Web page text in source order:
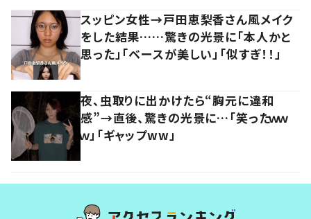
スッピン女性→戸田恵梨香さん風メイク
をした結果……驚きの光景に「本人かと
思った」「ベースが美しい」「似すぎ！！」
夜、虫取りに出かけたら“胸元に違和
感”→直後、驚きの光景に…「笑ったｗｗ
ｗ」「ギャップww」